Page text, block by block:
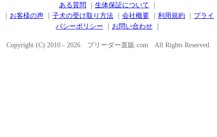
ある質問
｜ 生体保証について ｜
｜ お客様の声 ｜ 子犬の受け取り方法 ｜ 会社概要 ｜ 利用規約 ｜ プライ
バシーポリシー ｜ お問い合わせ ｜
Copyright (C) 2010 - 2026 ブリーダー直販.com All Rights Reserved.